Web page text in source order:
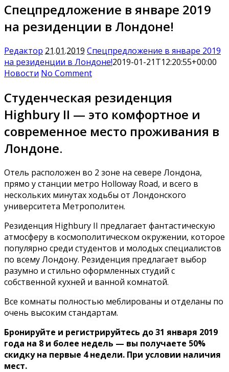
Спецпредложение в январе 2019
на резиденции в Лондоне!
Редактор 21.01.2019 Спецпредложение в январе 2019
на резиденции в Лондоне!2019-01-21T12:20:55+00:00
Новости No Comment
Студенческая резиденция
Highbury II — это комфортное и
современное место проживания в
Лондоне.
Отель расположен во 2 зоне на севере Лондона,
прямо у станции метро Holloway Road, и всего в
нескольких минутах ходьбы от Лондонского
университета Метрополитен.
Резиденция Highbury II предлагает фантастическую
атмосферу в космополитическом окружении, которое
популярно среди студентов и молодых специалистов
по всему Лондону. Резиденция предлагает выбор
разумно и стильно оформленных студий с
собственной кухней и ванной комнатой.
Все комнаты полностью меблированы и отделаны по
очень высоким стандартам.
Бронируйте и регистрируйтесь до 31 января 2019
года на 8 и более недель — вы получаете 50%
скидку на первые 4 недели. При условии наличия
мест.